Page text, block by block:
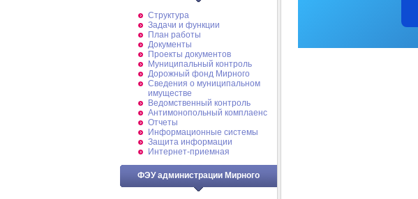
Структура
Задачи и функции
План работы
Документы
Проекты документов
Муниципальный контроль
Дорожный фонд Мирного
Cведения о муниципальном
имуществе
Ведомственный контроль
Антимонопольный комплаенс
Отчеты
Информационные системы
Защита информации
Интернет-приемная
ФЭУ администрации Мирного